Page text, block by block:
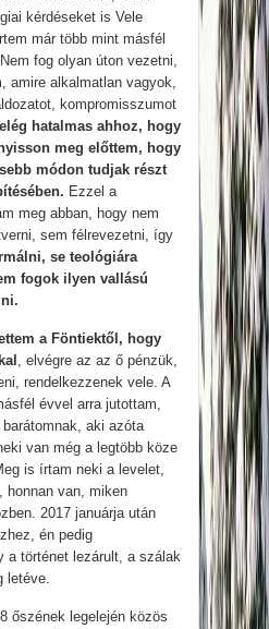
kérdéseket is Vele
már több mint másfél
fog olyan úton vezetni,
amire alkalmatlan vagyok,
kompromisszumot
hatalmas ahhoz, hogy
meg előttem, hogy
módon tudjak részt
Ezzel a
meg abban, hogy nem
sem félrevezetni, így
se teológiára
fogok ilyen vallású
a Föntiektől, hogy
, elvégre az az ő pénzük,
rendelkezzenek vele. A
évvel arra jutottam,
aki azóta
van még a legtöbb köze
is írtam neki a levelet,
honnan van, miken
2017 januárja után
én pedig
a történet lezárult, a szálak
letéve.
őszének legelején közös